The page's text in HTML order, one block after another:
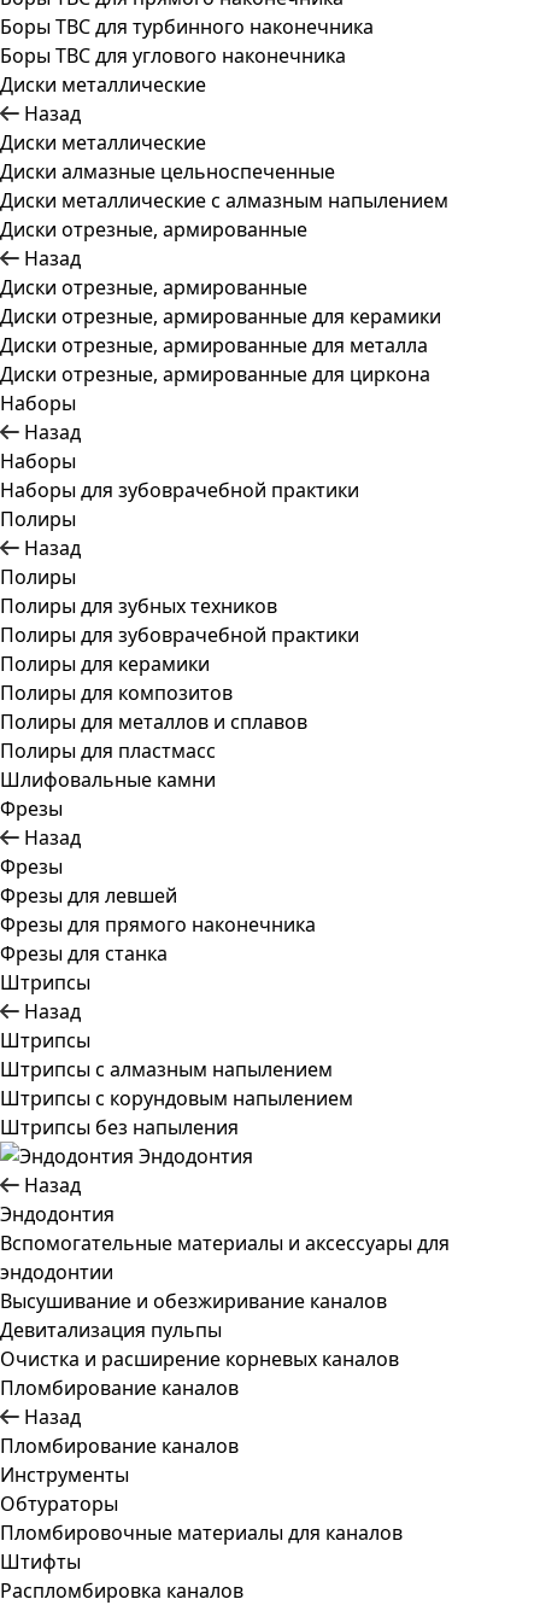
Боры ТВС для турбинного наконечника
Боры ТВС для углового наконечника
Диски металлические
Назад
Диски металлические
Диски алмазные цельноспеченные
Диски металлические с алмазным напылением
Диски отрезные, армированные
Назад
Диски отрезные, армированные
Диски отрезные, армированные для керамики
Диски отрезные, армированные для металла
Диски отрезные, армированные для циркона
Наборы
Назад
Наборы
Наборы для зубоврачебной практики
Полиры
Назад
Полиры
Полиры для зубных техников
Полиры для зубоврачебной практики
Полиры для керамики
Полиры для композитов
Полиры для металлов и сплавов
Полиры для пластмасс
Шлифовальные камни
Фрезы
Назад
Фрезы
Фрезы для левшей
Фрезы для прямого наконечника
Фрезы для станка
Штрипсы
Назад
Штрипсы
Штрипсы c алмазным напылением
Штрипсы c корундовым напылением
Штрипсы без напыления
Эндодонтия
Назад
Эндодонтия
Вспомогательные материалы и аксессуары для
эндодонтии
Высушивание и обезжиривание каналов
Девитализация пульпы
Очистка и расширение корневых каналов
Пломбирование каналов
Назад
Пломбирование каналов
Инструменты
Обтураторы
Пломбировочные материалы для каналов
Штифты
Распломбировка каналов